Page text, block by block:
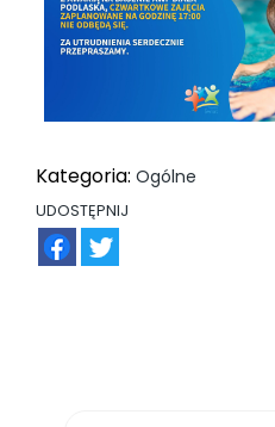
Kategoria: Ogólne
UDOSTĘPNIJ